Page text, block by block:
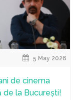
5 May 2026
de cinema
de la București!